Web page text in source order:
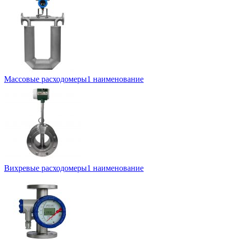
Массовые расходомеры1 наименование
Вихревые расходомеры1 наименование